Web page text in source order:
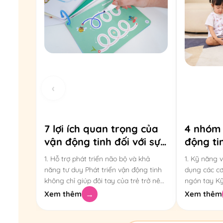
7 lợi ích quan trọng của
vận động tinh đối với sự
phát triển của trẻ 0–6
tuổi
1. Hỗ trợ phát triển não bộ và khả
năng tư duy Phát triển vận động tinh
không chỉ giúp đôi tay của trẻ trở nên
linh hoạt mà còn tạo điều kiện để não
bộ phát triển toàn diện trong những
Xem thêm →
4
động
của trẻ
rèn
1. Kỹ năng
dụng các
ngón tay
khả năng
bàn tay,
Xem thêm
‹